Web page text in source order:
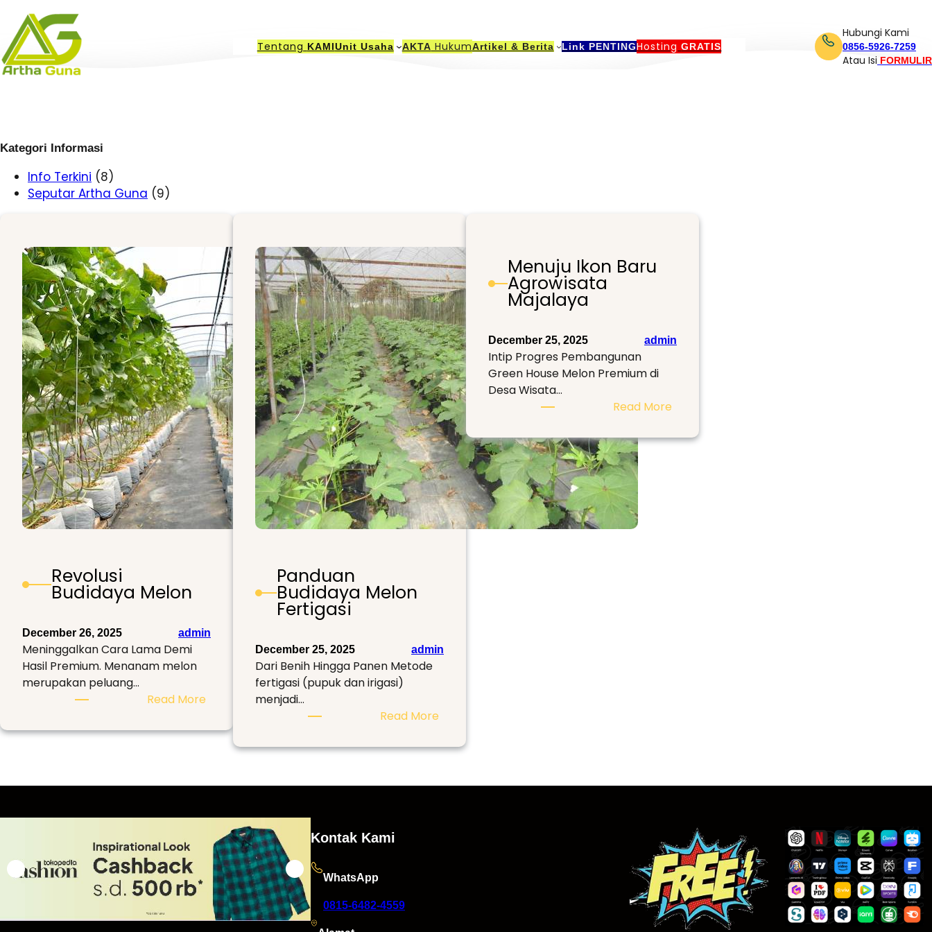
content
Tentang KAMIUnit Usaha AKTA HukumArtikel & Berita Link PENTINGHostingGRATIS
Hubungi Kami
0856-5926-7259
Atau Isi FORMULIR
Kategori Informasi
Info Terkini (8)
Seputar Artha Guna (9)
Revolusi
Budidaya Melon
December 26, 2025 admin
Meninggalkan Cara Lama Demi
Hasil Premium. Menanam melon
merupakan peluang…
Read More:
Budidaya
Melon
Panduan
Budidaya Melon
Fertigasi
December 25, 2025 admin
Dari Benih Hingga Panen Metode
fertigasi (pupuk dan irigasi)
menjadi…
Read More:
Budidaya
Menuju Ikon Baru
Agrowisata
Majalaya
December 25, 2025 admin
Intip Progres Pembangunan
Green House Melon Premium di
Desa Wisata…
Read More:
Ikon
Kontak Kami
WhatsApp
0815-6482-4559